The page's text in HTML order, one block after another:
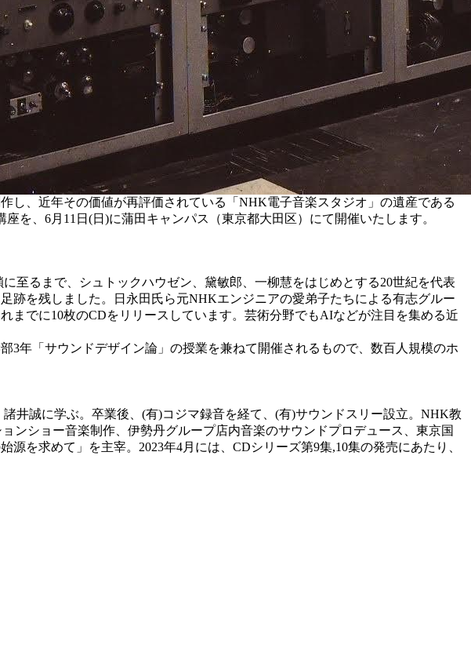
し、近年その価値が再評価されている「NHK電子音楽スタジオ」の遺産である
を、6月11日(日)に蒲田キャンパス（東京都大田区）にて開催いたします。
至るまで、シュトックハウゼン、黛敏郎、一柳慧をはじめとする20世紀を代表
跡を残しました。日永田氏ら元NHKエンジニアの愛弟子たちによる有志グルー
までに10枚のCDをリリースしています。芸術分野でもAIなどが注目を集める近
年「サウンドデザイン論」の授業を兼ねて開催されるもので、数百人規模のホ
井誠に学ぶ。卒業後、(有)コジマ録音を経て、(有)サウンドスリー設立。NHK教
ンショー音楽制作、伊勢丹グループ店内音楽のサウンドプロデュース、東京国
を求めて」を主宰。2023年4月には、CDシリーズ第9集,10集の発売にあたり、